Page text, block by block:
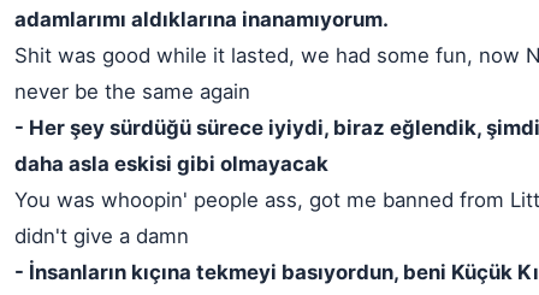
adamlarımı aldıklarına inanamıyorum.
Shit was good while it lasted, we had some fun, now
never be the same again
- Her şey sürdüğü sürece iyiydi, biraz eğlendik,
daha asla eskisi gibi olmayacak
You was whoopin' people ass, got me banned from
didn't give a damn
- İnsanların kıçına tekmeyi basıyordun, beni Küçük